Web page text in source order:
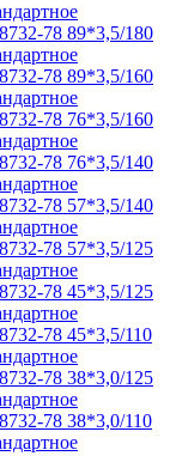
78 89*3,5/180
78 89*3,5/160
78 76*3,5/160
78 76*3,5/140
78 57*3,5/140
78 57*3,5/125
78 45*3,5/125
78 45*3,5/110
78 38*3,0/125
78 38*3,0/110